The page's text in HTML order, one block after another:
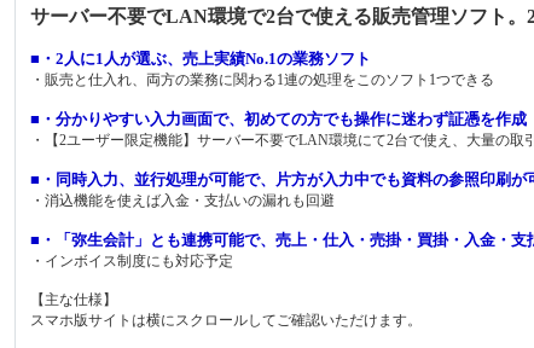
サーバー不要でLAN環境で2台で使える販売管理ソフト。
■・2人に1人が選ぶ、売上実績No.1の業務ソフト
・販売と仕入れ、両方の業務に関わる1連の処理をこのソフト1つできる
■・分かりやすい入力画面で、初めての方でも操作に迷わず証憑を作成
・【2ユーザー限定機能】サーバー不要でLAN環境にて2台で使え、大量の取
■・同時入力、並行処理が可能で、片方が入力中でも資料の参照印刷が
・消込機能を使えば入金・支払いの漏れも回避
■・「弥生会計」とも連携可能で、売上・仕入・売掛・買掛・入金・支
・インボイス制度にも対応予定
【主な仕様】
スマホ版サイトは横にスクロールしてご確認いただけます。